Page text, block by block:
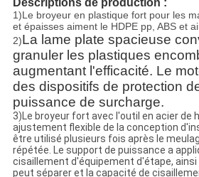
Descriptions de production :
1)Le broyeur en plastique fort pour les
et épaisses aiment le HDPE pp, ABS et
2)La lame plate spacieuse
granuler les plastiques
augmentant l'efficacité. Le
des dispositifs de protection
puissance de surcharge.
3)Le broyeur fort avec l'outil en acier de
ajustement flexible de la conception
être utilisé plusieurs fois après le
répétée. Le support de puissance a
cisaillement d'équipement d'étape,
peut séparer et la capacité de